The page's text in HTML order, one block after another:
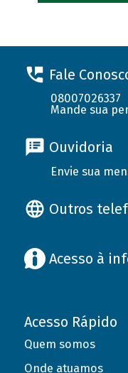
Fale
08007026337
Mande sua
Ouvidoria
Envie sua
Outros
Acesso à
Acesso Rápido
Quem somos
Onde atuamos